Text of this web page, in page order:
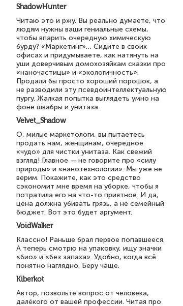
ShadowHunter
Читаю это и ржу. Вы реально думаете, что
людям нужны ваши гениальные схемы,
чтобы впарить очередную химическую
бурду? «Маркетинг»… Сидите в своих
офисах и придумываете, как натянуть на
уши доверчивым домохозяйкам сказки про
«наночастицы» и «экологичность».
Продали бы просто хороший порошок, а
не разводили эту псевдоинтеллектуальную
пургу. Жалкая попытка выглядеть умно на
фоне швабры и унитаза.
Velvet_Shadow
О, милые маркетологи, вы пытаетесь
продать нам, женщинам, очередное
«чудо» для чистки унитаза. Как свежий
взгляд! Главное — не говорите про «силу
природы» и «нанотехнологии». Мы уже не
верим. Покажите, как это средство
сэкономит мне время на уборке, чтобы я
потратила его на что-то приятное. И да,
цена должна убивать грязь, а не семейный
бюджет. Вот это будет аргумент.
VoidWalker
Классно! Раньше брал первое попавшееся.
А теперь смотрю на упаковку, ищу значки
«био» и «без запаха». Удобно, когда всё
понятно наглядно. Беру чаще.
Kiberkot
Автор, позвольте вопрос от человека,
далёкого от вашей профессии. Читая про